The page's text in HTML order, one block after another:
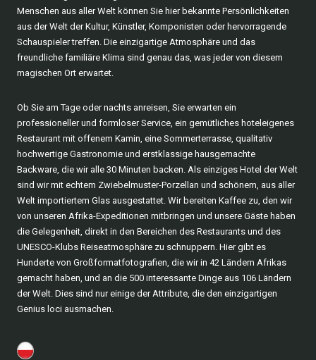
Menschen aus aller Welt können Sie hier bekannte Persönlichkeiten
aus der Welt der Kultur, Künstler, Komponisten oder hervorragende
Schauspieler treffen. Die einzigartige Atmosphäre und das
freundliche familiäre Klima sind genau das, was jeder von diesem
magischen Ort erwartet.
Ob Sie am Tage oder nachts anreisen, Sie erwarten ein
professioneller und formloser Service, ein gemütliches hoteleigenes
Restaurant mit offenem Kamin, eine Sommerterrasse, qualitativ
hochwertige Gastronomie und erstklassige hausgemachte
Backware, die wir alle 30 Minuten backen. Als einziges Hotel der Welt
sind wir mit echtem Zwiebelmuster-Porzellan und schönem, aus aller
Welt importiertem Glas ausgestattet. Wir bereiten Kaffee zu, den wir
von unseren Afrika-Expeditionen mitbringen und unsere Gäste haben
die Gelegenheit, direkt in den Bereichen des Restaurants und des
UNESCO-Klubs Reiseatmosphäre zu schnuppern. Hier gibt es
Hunderte von Großformatfotografien, die wir in 42 Ländern Afrikas
gemacht haben, und an die 500 interessante Dinge aus 106 Ländern
der Welt. Dies sind nur einige der Attribute, die den einzigartigen
Genius loci ausmachen.